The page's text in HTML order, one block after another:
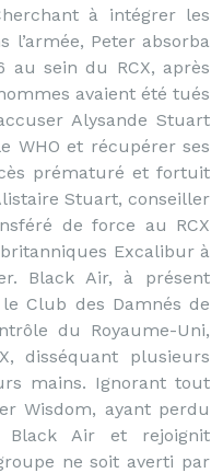
à intégrer les
Peter absorba
au sein du RCX, après
avaient été tués
Alysande Stuart
WHO et récupérer ses
prématuré et fortuit
Stuart, conseiller
de force au RCX
Excalibur à
Black Air, à présent
Club des Damnés de
du Royaume-Uni,
disséquant plusieurs
mains. Ignorant tout
Wisdom, ayant perdu
Black Air et rejoignit
ne soit averti par